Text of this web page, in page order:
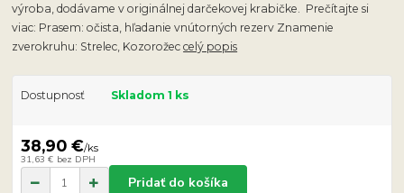
výroba, dodávame v originálnej darčekovej krabičke. Prečítajte si
viac: Prasem: očista, hľadanie vnútorných rezerv Znamenie
zverokruhu: Strelec, Kozorožeccelý popis
Dostupnosť Skladom 1 ks
38,90 €/ks
31,63 € bez DPH
Pridať do košíka